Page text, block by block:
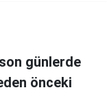
günlerde
önceki